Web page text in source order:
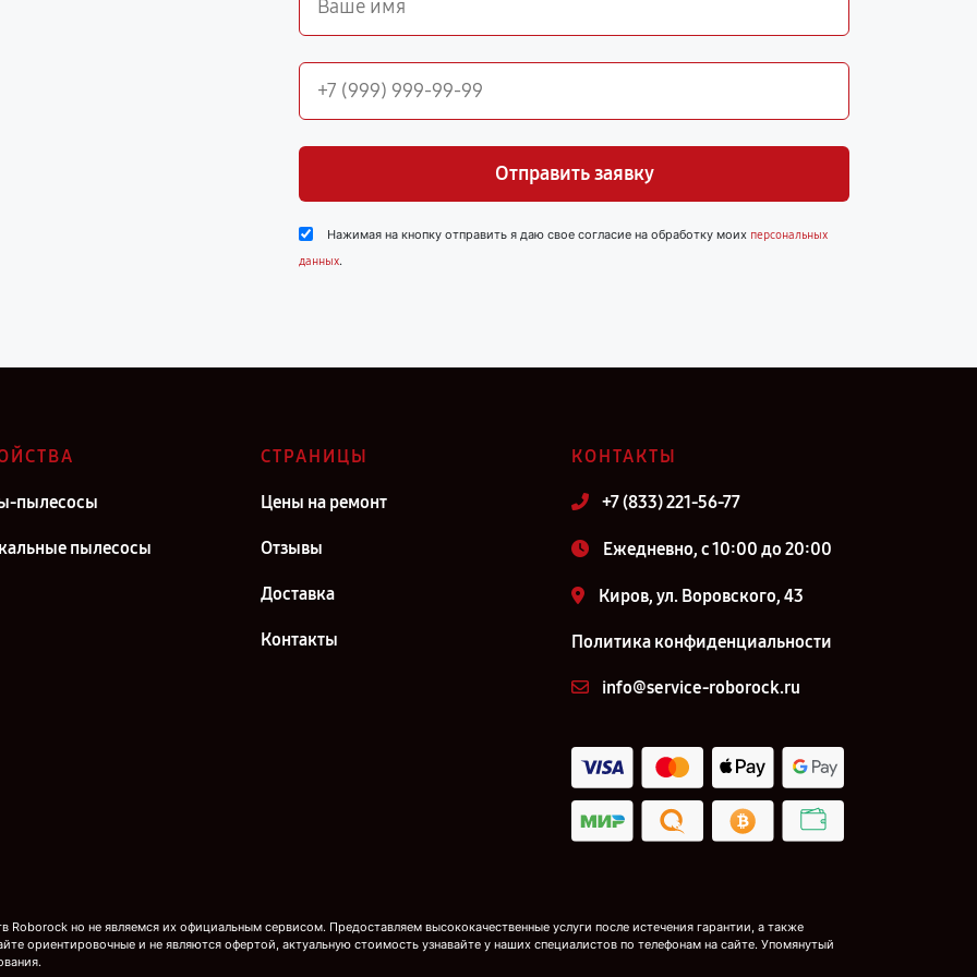
Отправить заявку
Нажимая на кнопку отправить я даю свое согласие на обработку моих персональных
данных.
пылесосы
пылесосы
СТРАНИЦЫ
Цены на ремонт
Отзывы
Доставка
Контакты
КОНТАКТЫ
+7 (833) 221-56-77
Ежедневно, с 10:00 до 20:00
Киров, ул. Воровского, 43
Политика конфиденциальности
info@service-roborock.ru
но не являемся их официальным сервисом. Предоставляем высококачественные услуги после истечения гарантии, а также
ориентировочные и не являются офертой, актуальную стоимость узнавайте у наших специалистов по телефонам на сайте. Упомянутый